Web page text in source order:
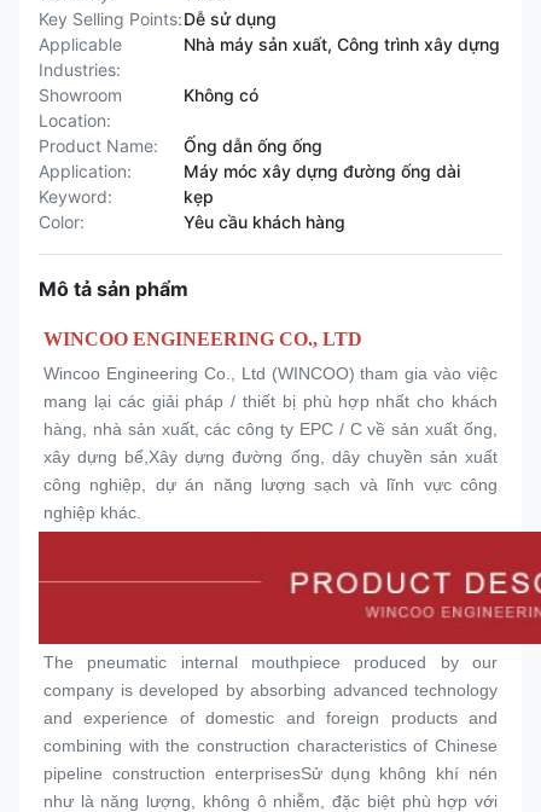
Key Selling Points:Dễ sử dụng
Applicable
Industries:
Nhà máy sản xuất, Công trình xây dựng
Showroom
Location:
Không có
Product Name:
Ống dẫn ống ống
Application:
Máy móc xây dựng đường ống dài
Keyword:
kẹp
Color:
Yêu cầu khách hàng
Mô tả sản phẩm
WINCOO ENGINEERING CO., LTD
Wincoo Engineering Co., Ltd (WINCOO) tham gia vào việc
mang lại các giải pháp / thiết bị phù hợp nhất cho khách
hàng, nhà sản xuất, các công ty EPC / C về sản xuất ống,
xây dựng bể,Xây dựng đường ống, dây chuyền sản xuất
công nghiệp, dự án năng lượng sạch và lĩnh vực công
nghiệp khác.
The pneumatic internal mouthpiece produced by our
company is developed by absorbing advanced technology
and experience of domestic and foreign products and
combining with the construction characteristics of Chinese
pipeline construction enterprisesSử dụng không khí nén
như là năng lượng, không ô nhiễm, đặc biệt phù hợp với